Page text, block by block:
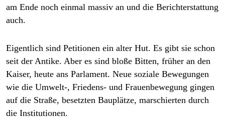
am Ende noch einmal massiv an und die Berichterstattung
auch.
Eigentlich sind Petitionen ein alter Hut. Es gibt sie schon
seit der Antike. Aber es sind bloße Bitten, früher an den
Kaiser, heute ans Parlament. Neue soziale Bewegungen
wie die Umwelt-, Friedens- und Frauenbewegung gingen
auf die Straße, besetzten Bauplätze, marschierten durch
die Institutionen.